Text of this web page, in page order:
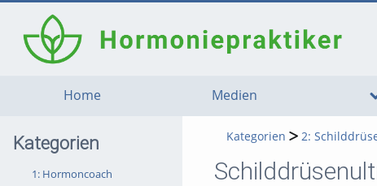
Home Medien
Kategorien
1: Hormoncoach
Kategorien 2: